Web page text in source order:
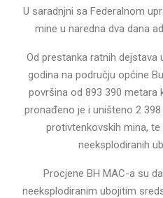
U saradnjni sa Federalnom
mine u naredna dva dana
Od prestanka ratnih dejstava
godina na području općine
površina od 893 390 metara
pronađeno je i uništeno 2
protivtenkovskih mina,
neeksplodiranih
Procjene BH MAC-a su
neeksplodiranim ubojitim